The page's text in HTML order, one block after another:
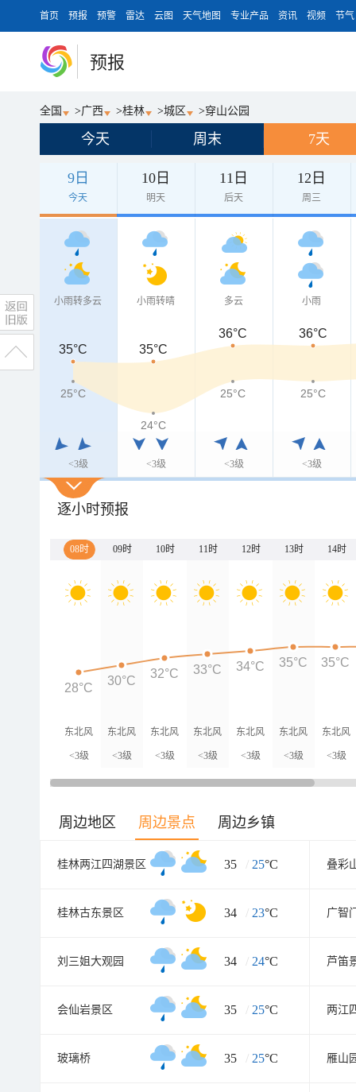
首页 预报 预警 雷达 云图 天气地图 专业产品 资讯 视频 节气
预报
全国 >广西 >桂林 >城区 >穿山公园
今天 周末 7天
9日
今天
10日
明天
11日
后天
12日
周三
小雨转多云
<3级
小雨转晴
<3级
多云
<3级
小雨
<3级
35°C 35°C
36°C 36°C
25°C
24°C
25°C 25°C
逐小时预报
08时 09时 10时 11时 12时 13时 14时
东北风
<3级
东北风
<3级
东北风
<3级
东北风
<3级
东北风
<3级
东北风
<3级
东北风
<3级
28°C
30°C
32°C 33°C 34°C 35°C 35°C
周边地区 周边景点 周边乡镇
桂林两江四湖景区 35 / 25°C 叠彩
桂林古东景区 34 / 23°C 广智
刘三姐大观园 34 / 24°C 芦笛
会仙岩景区 35 / 25°C
玻璃桥 35 / 25°C 雁山